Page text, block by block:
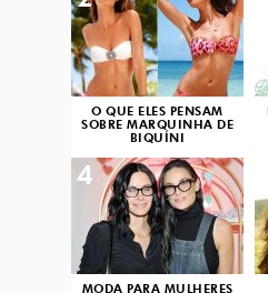
O QUE ELES PENSAM
SOBRE MARQUINHA DE
BIQUÍNI
MODA PARA MULHERES
4